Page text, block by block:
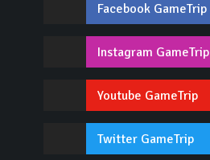
Facebook GameTrip
Instagram GameTrip
Youtube GameTrip
Twitter GameTrip